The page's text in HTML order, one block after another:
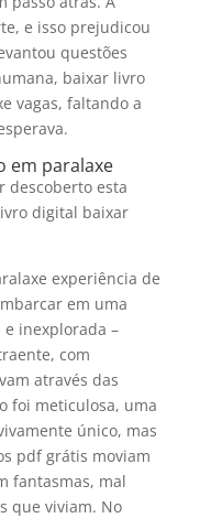
e isso prejudicou
questões
baixar livro
vagas, faltando a
em paralaxe
descoberto esta
digital baixar
experiência de
em uma
inexplorada –
com
através das
foi meticulosa, uma
único, mas
pdf grátis moviam
fantasmas, mal
que viviam. No